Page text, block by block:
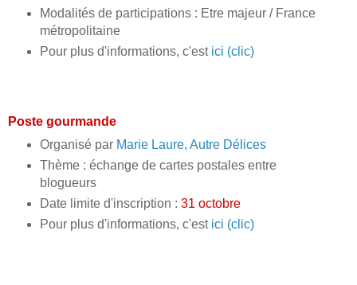
Modalités de participations : Etre majeur / France
métropolitaine
Pour plus d'informations, c'est ici (clic)
Poste gourmande
Organisé par Marie Laure, Autre Délices
Thème : échange de cartes postales entre
blogueurs
Date limite d'inscription : 31 octobre
Pour plus d'informations, c'est ici (clic)